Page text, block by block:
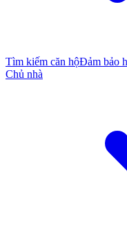
Tìm kiếm căn hộĐảm bảo
Chủ nhà